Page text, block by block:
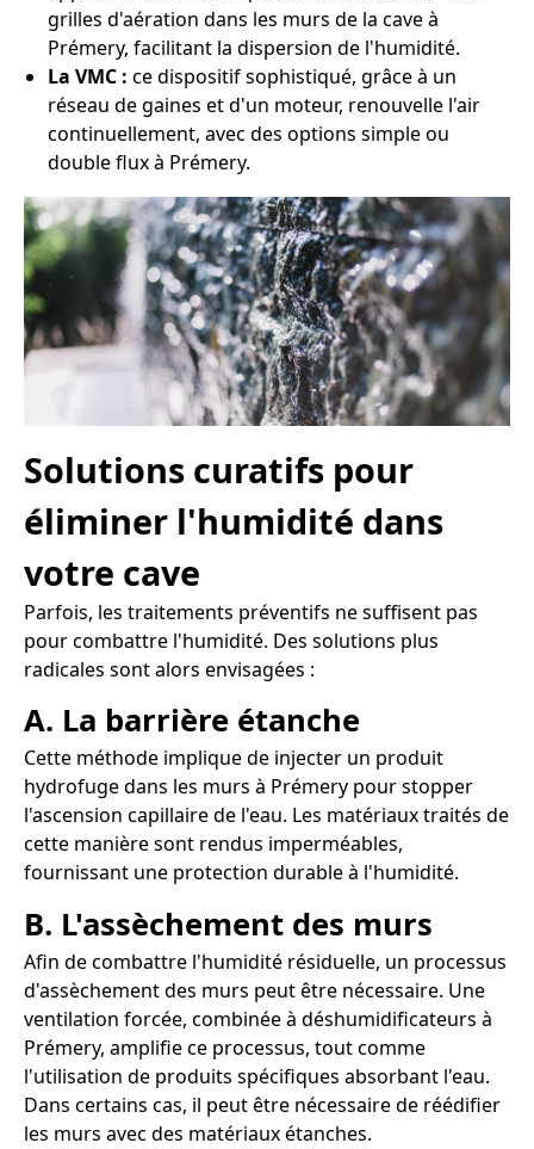
grilles d'aération dans les murs de la cave à
Prémery, facilitant la dispersion de l'humidité.
La VMC : ce dispositif sophistiqué, grâce à un
réseau de gaines et d'un moteur, renouvelle l'air
continuellement, avec des options simple ou
double flux à Prémery.
Solutions curatifs pour
éliminer l'humidité dans
votre cave
Parfois, les traitements préventifs ne suffisent pas
pour combattre l'humidité. Des solutions plus
radicales sont alors envisagées :
A. La barrière étanche
Cette méthode implique de injecter un produit
hydrofuge dans les murs à Prémery pour stopper
l'ascension capillaire de l'eau. Les matériaux traités de
cette manière sont rendus imperméables,
fournissant une protection durable à l'humidité.
B. L'assèchement des murs
Afin de combattre l'humidité résiduelle, un processus
d'assèchement des murs peut être nécessaire. Une
ventilation forcée, combinée à déshumidificateurs à
Prémery, amplifie ce processus, tout comme
l'utilisation de produits spécifiques absorbant l'eau.
Dans certains cas, il peut être nécessaire de réédifier
les murs avec des matériaux étanches.